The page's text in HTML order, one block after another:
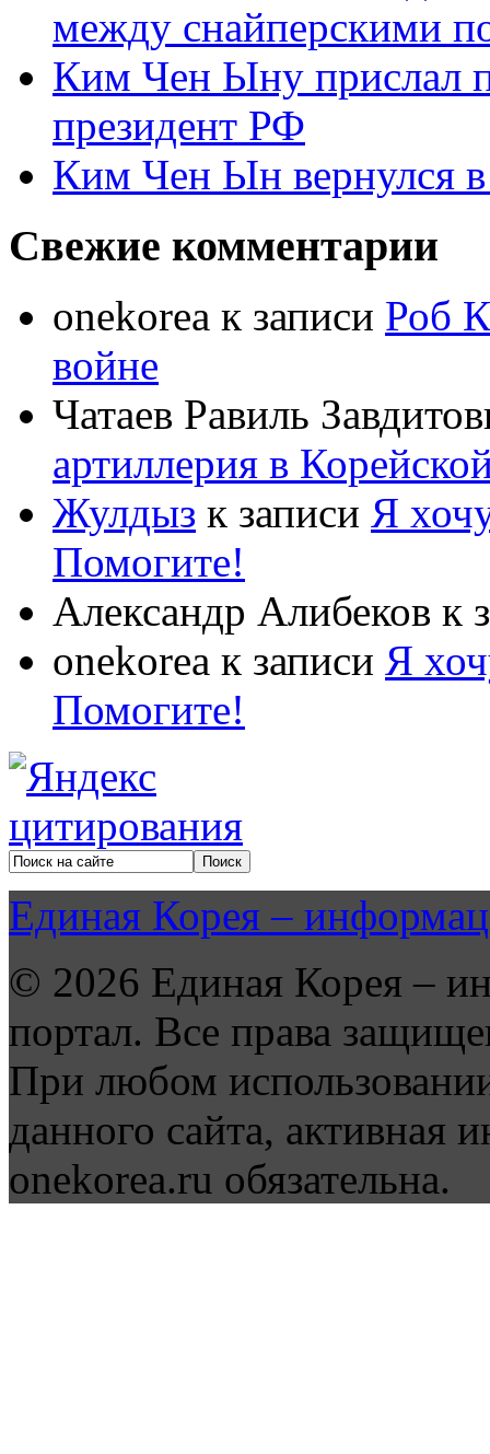
между снайперскими
Ким Чен Ыну прислал
президент РФ
Ким Чен Ын вернулся
Свежие комментарии
onekorea к записи Роб
войне
Чатаев Равиль
артиллерия в
Жулдыз к записи Я
Помогите!
Александр Алибеков к
onekorea к записи Я
Помогите!
Единая Корея –
© 2026 Единая Корея –
портал. Все права
При любом
данного сайта, активная
onekorea.ru обязательна.